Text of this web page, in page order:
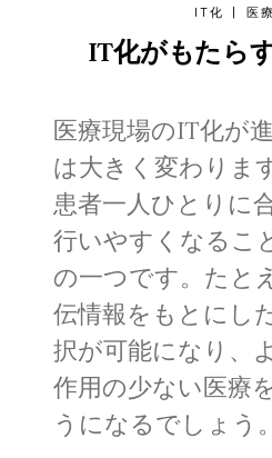
IT化 医
IT化がもたら
医療現場のIT化が
は大きく変わりま
患者一人ひとりに
行いやすくなるこ
の一つです。たと
伝情報をもとにし
択が可能になり、
作用の少ない医療
うになるでしょう。